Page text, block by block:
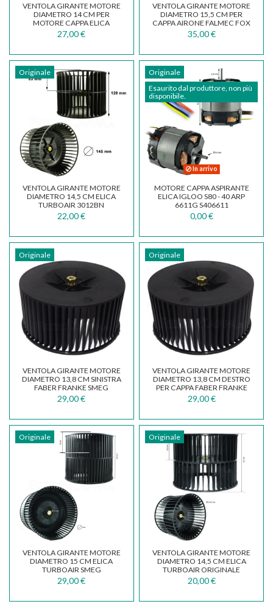
VENTOLA GIRANTE MOTORE
DIAMETRO 14 CM PER
MOTORE CAPPA ELICA
TURBOAIR GN013D
27,00 €
VENTOLA GIRANTE MOTORE
DIAMETRO 15,5 CM PER
CAPPA AIRONE FALMEC FOX
GROUP
35,00 €
Originale
VENTOLA GIRANTE MOTORE
DIAMETRO 14,5 CM ELICA
TURBOAIR 3012BN
22,00 €
Originale
Esaurito dal produttore, non più
disponibile.
In arrivo
MOTORE CAPPA ASPIRANTE
ELICA IGLOO S80 - 40 ARP
6611G S406611
0,00 €
Originale
VENTOLA GIRANTE MOTORE
DIAMETRO 13,8 CM SINISTRA
FABER FRANKE SMEG
133.0017.623
29,00 €
Originale
VENTOLA GIRANTE MOTORE
DIAMETRO 13,8 CM DESTRO
PER CAPPA FABER FRANKE
SMEG 133.0017.624
29,00 €
Originale
VENTOLA GIRANTE MOTORE
DIAMETRO 15 CM ELICA
TURBOAIR SMEG
ELECTROLUX WHIRPOOL
GN01WB
29,00 €
Originale
VENTOLA GIRANTE MOTORE
DIAMETRO 14,5 CM ELICA
TURBOAIR ORIGINALE
20,00 €